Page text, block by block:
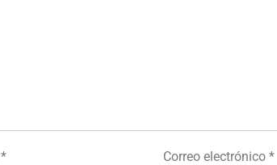
* Correo electrónico *